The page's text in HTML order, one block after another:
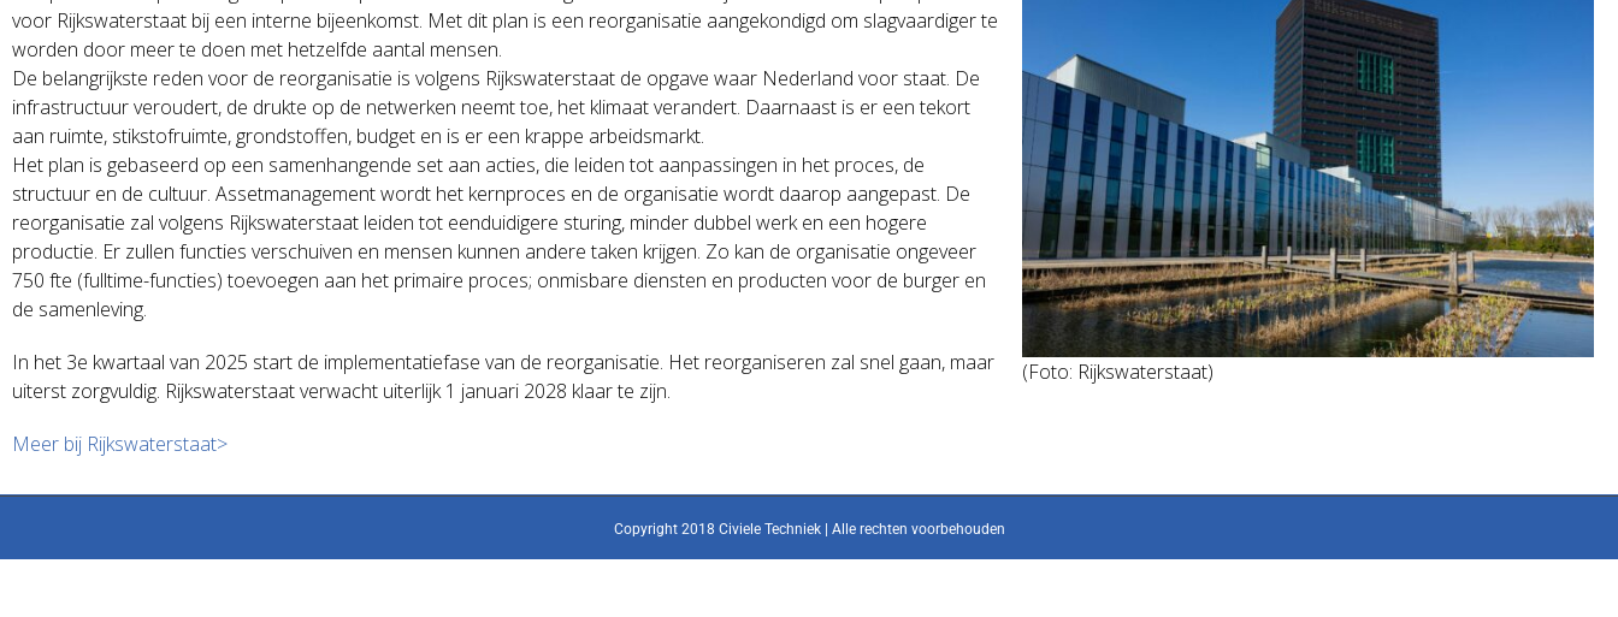
(Foto: Rijkswaterstaat)
voor Rijkswaterstaat bij een interne bijeenkomst. Met dit plan is een reorganisatie aangekondigd om slagvaardiger te
worden door meer te doen met hetzelfde aantal mensen.
De belangrijkste reden voor de reorganisatie is volgens Rijkswaterstaat de opgave waar Nederland voor staat. De
infrastructuur veroudert, de drukte op de netwerken neemt toe, het klimaat verandert. Daarnaast is er een tekort
aan ruimte, stikstofruimte, grondstoffen, budget en is er een krappe arbeidsmarkt.
Het plan is gebaseerd op een samenhangende set aan acties, die leiden tot aanpassingen in het proces, de
structuur en de cultuur. Assetmanagement wordt het kernproces en de organisatie wordt daarop aangepast. De
reorganisatie zal volgens Rijkswaterstaat leiden tot eenduidigere sturing, minder dubbel werk en een hogere
productie. Er zullen functies verschuiven en mensen kunnen andere taken krijgen. Zo kan de organisatie ongeveer
750 fte (fulltime-functies) toevoegen aan het primaire proces; onmisbare diensten en producten voor de burger en
de samenleving.
In het 3e kwartaal van 2025 start de implementatiefase van de reorganisatie. Het reorganiseren zal snel gaan, maar
uiterst zorgvuldig. Rijkswaterstaat verwacht uiterlijk 1 januari 2028 klaar te zijn.
Meer bij Rijkswaterstaat>
Copyright 2018 Civiele Techniek | Alle rechten voorbehouden